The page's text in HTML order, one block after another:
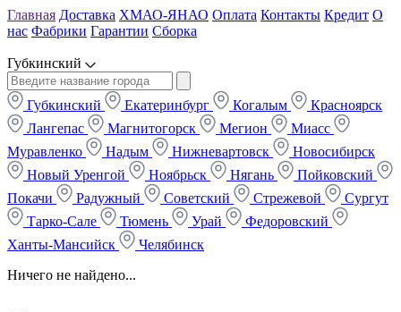
Главная Доставка ХМАО-ЯНАО Оплата Контакты Кредит О
нас Фабрики Гарантии Сборка
Губкинский
Губкинский Екатеринбург Когалым
Красноярск
Лангепас
Магнитогорск Мегион
Миасс
Муравленко
Надым Нижневартовск
Новосибирск
Новый Уренгой
Ноябрьск Нягань
Пойковский
Покачи
Радужный Советский Стрежевой
Сургут
Тарко-Сале
Тюмень Урай
Федоровский
Ханты-Мансийск
Челябинск
Ничего не найдено...